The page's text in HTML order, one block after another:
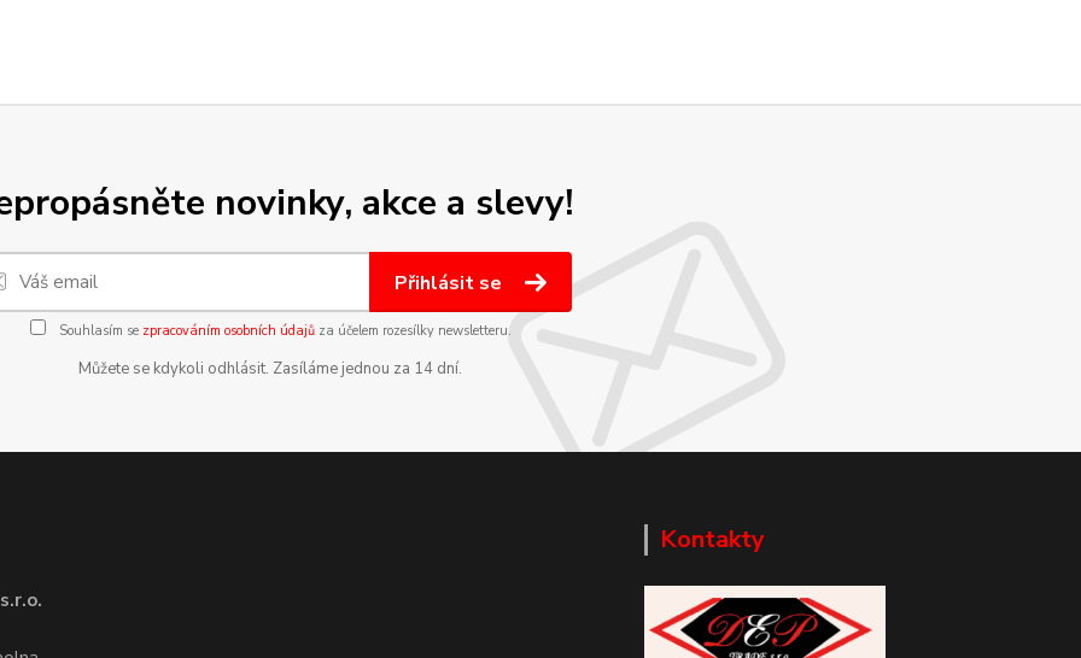
novinky, akce a slevy!
Přihlásit se
Souhlasím se zpracováním osobních údajůza účelem rozesílky newsletteru.
Můžete se kdykoli odhlásit. Zasíláme jednou za 14 dní.
Kontakty